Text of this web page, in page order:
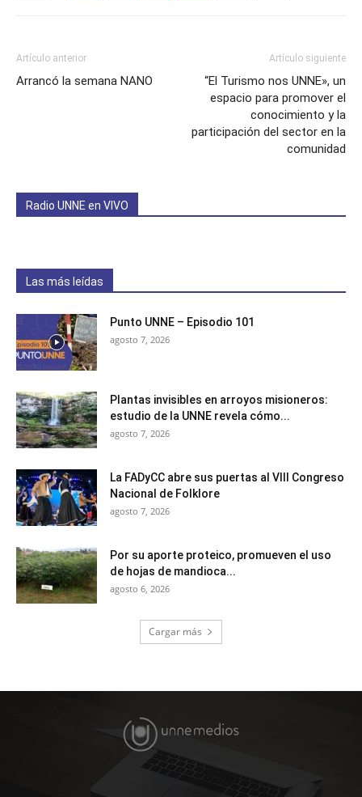
Artículo anterior
Arrancó la semana NANO
Artículo siguiente
“El Turismo nos UNNE», un
espacio para promover el
conocimiento y la
participación del sector en la
comunidad
Radio UNNE en VIVO
Las más leídas
Punto UNNE – Episodio 101
agosto 7, 2026
Plantas invisibles en arroyos misioneros:
estudio de la UNNE revela cómo...
agosto 7, 2026
La FADyCC abre sus puertas al VIII Congreso
Nacional de Folklore
agosto 7, 2026
Por su aporte proteico, promueven el uso
de hojas de mandioca...
agosto 6, 2026
Cargar más